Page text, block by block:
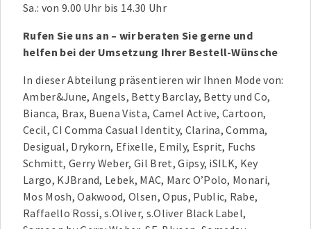
Sa.: von 9.00 Uhr bis 14.30 Uhr
Rufen Sie uns an – wir beraten Sie gerne und
helfen bei der Umsetzung Ihrer Bestell-Wünsche
In dieser Abteilung präsentieren wir Ihnen Mode von:
Amber&June, Angels, Betty Barclay, Betty und Co,
Bianca, Brax, Buena Vista, Camel Active, Cartoon,
Cecil, CI Comma Casual Identity, Clarina, Comma,
Desigual, Drykorn, Efixelle, Emily, Esprit, Fuchs
Schmitt, Gerry Weber, Gil Bret, Gipsy, iSILK, Key
Largo, KJBrand, Lebek, MAC, Marc O’Polo, Monari,
Mos Mosh, Oakwood, Olsen, Opus, Public, Rabe,
Raffaello Rossi, s.Oliver, s.Oliver Black Label,